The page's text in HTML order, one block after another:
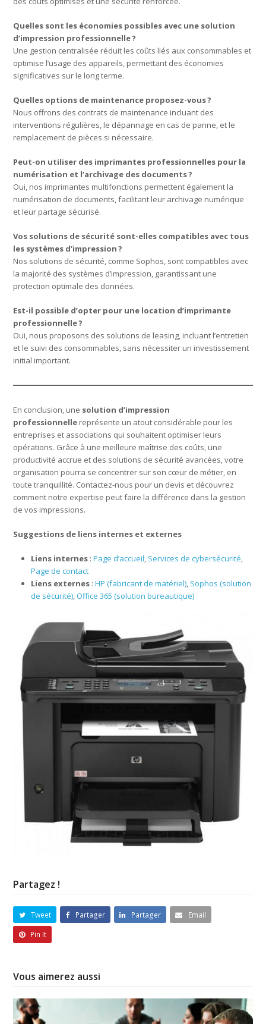
Quelles sont les économies possibles avec une solution
d’impression professionnelle?
Une gestion centralisée réduit les coûts liés aux consommables et
optimise l’usage des appareils, permettant des économies
significatives sur le long terme.
Quelles options de maintenance proposez-vous?
Nous offrons des contrats de maintenance incluant des
interventions régulières, le dépannage en cas de panne, et le
remplacement de pièces si nécessaire.
Peut-on utiliser des imprimantes professionnelles pour la
numérisation et l’archivage des documents?
Oui, nos imprimantes multifonctions permettent également la
numérisation de documents, facilitant leur archivage numérique
et leur partage sécurisé.
Vos solutions de sécurité sont-elles compatibles avec tous
les systèmes d’impression?
Nos solutions de sécurité, comme Sophos, sont compatibles avec
la majorité des systèmes d’impression, garantissant une
protection optimale des données.
Est-il possible d’opter pour une location d’imprimante
professionnelle?
Oui, nous proposons des solutions de leasing, incluant l’entretien
et le suivi des consommables, sans nécessiter un investissement
initial important.
En conclusion, une solution d’impression
professionnelle représente un atout considérable pour les
entreprises et associations qui souhaitent optimiser leurs
opérations. Grâce à une meilleure maîtrise des coûts, une
productivité accrue et des solutions de sécurité avancées, votre
organisation pourra se concentrer sur son cœur de métier, en
toute tranquillité. Contactez-nous pour un devis et découvrez
comment notre expertise peut faire la différence dans la gestion
de vos impressions.
Suggestions de liens internes et externes
Liens internes :Page d’accueil, Services de cybersécurité,
Page de contact
Liens externes :HP (fabricant de matériel), Sophos (solution
de sécurité),Office 365 (solution bureautique)
Partagez !
Tweet Partager Partager
Email
Pin It
Vous aimerez aussi